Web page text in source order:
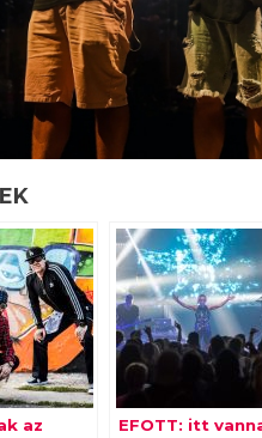
az
EFOTT: itt